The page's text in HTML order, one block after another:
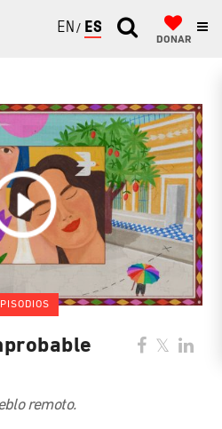
ENGLISH
ESPAÑOL
DONAR
remoto.